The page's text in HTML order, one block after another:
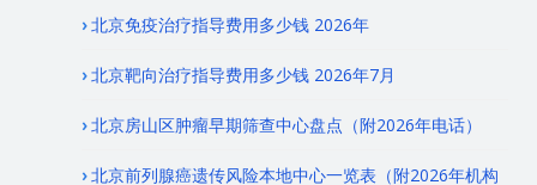
北京免疫治疗指导费用多少钱 2026年
北京靶向治疗指导费用多少钱 2026年7月
北京房山区肿瘤早期筛查中心盘点（附2026年电话）
北京前列腺癌遗传风险本地中心一览表（附2026年机构